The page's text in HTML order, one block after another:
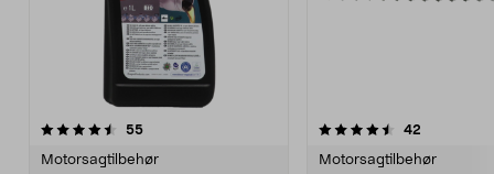
55anmeldelser
Motorsagtilbehør
4.5 av 5 stjerner 42
Motorsagtilbehør
4.5 av 5 stjerner